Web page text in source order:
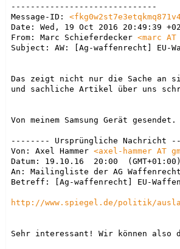
------------------------------
Message-ID: <
Date: Wed, 19 Oct 2016 20:49:39
From: Marc Schieferdecker <marc
Subject: AW: [Ag-waffenrecht]
Das zeigt nicht nur die Sache an
und sachliche Artikel über uns
Von meinem Samsung Gerät gesendet.
-------- Ursprüngliche Nachricht
Von: Axel Hammer <axel-hammer AT
Datum: 19.10.16  20:00  (GMT+01:00)
An: Mailingliste der AG
Betreff: [Ag-waffenrecht] EU-
http://www.spiegel.de/politik/
Sehr interessant! Wir können also